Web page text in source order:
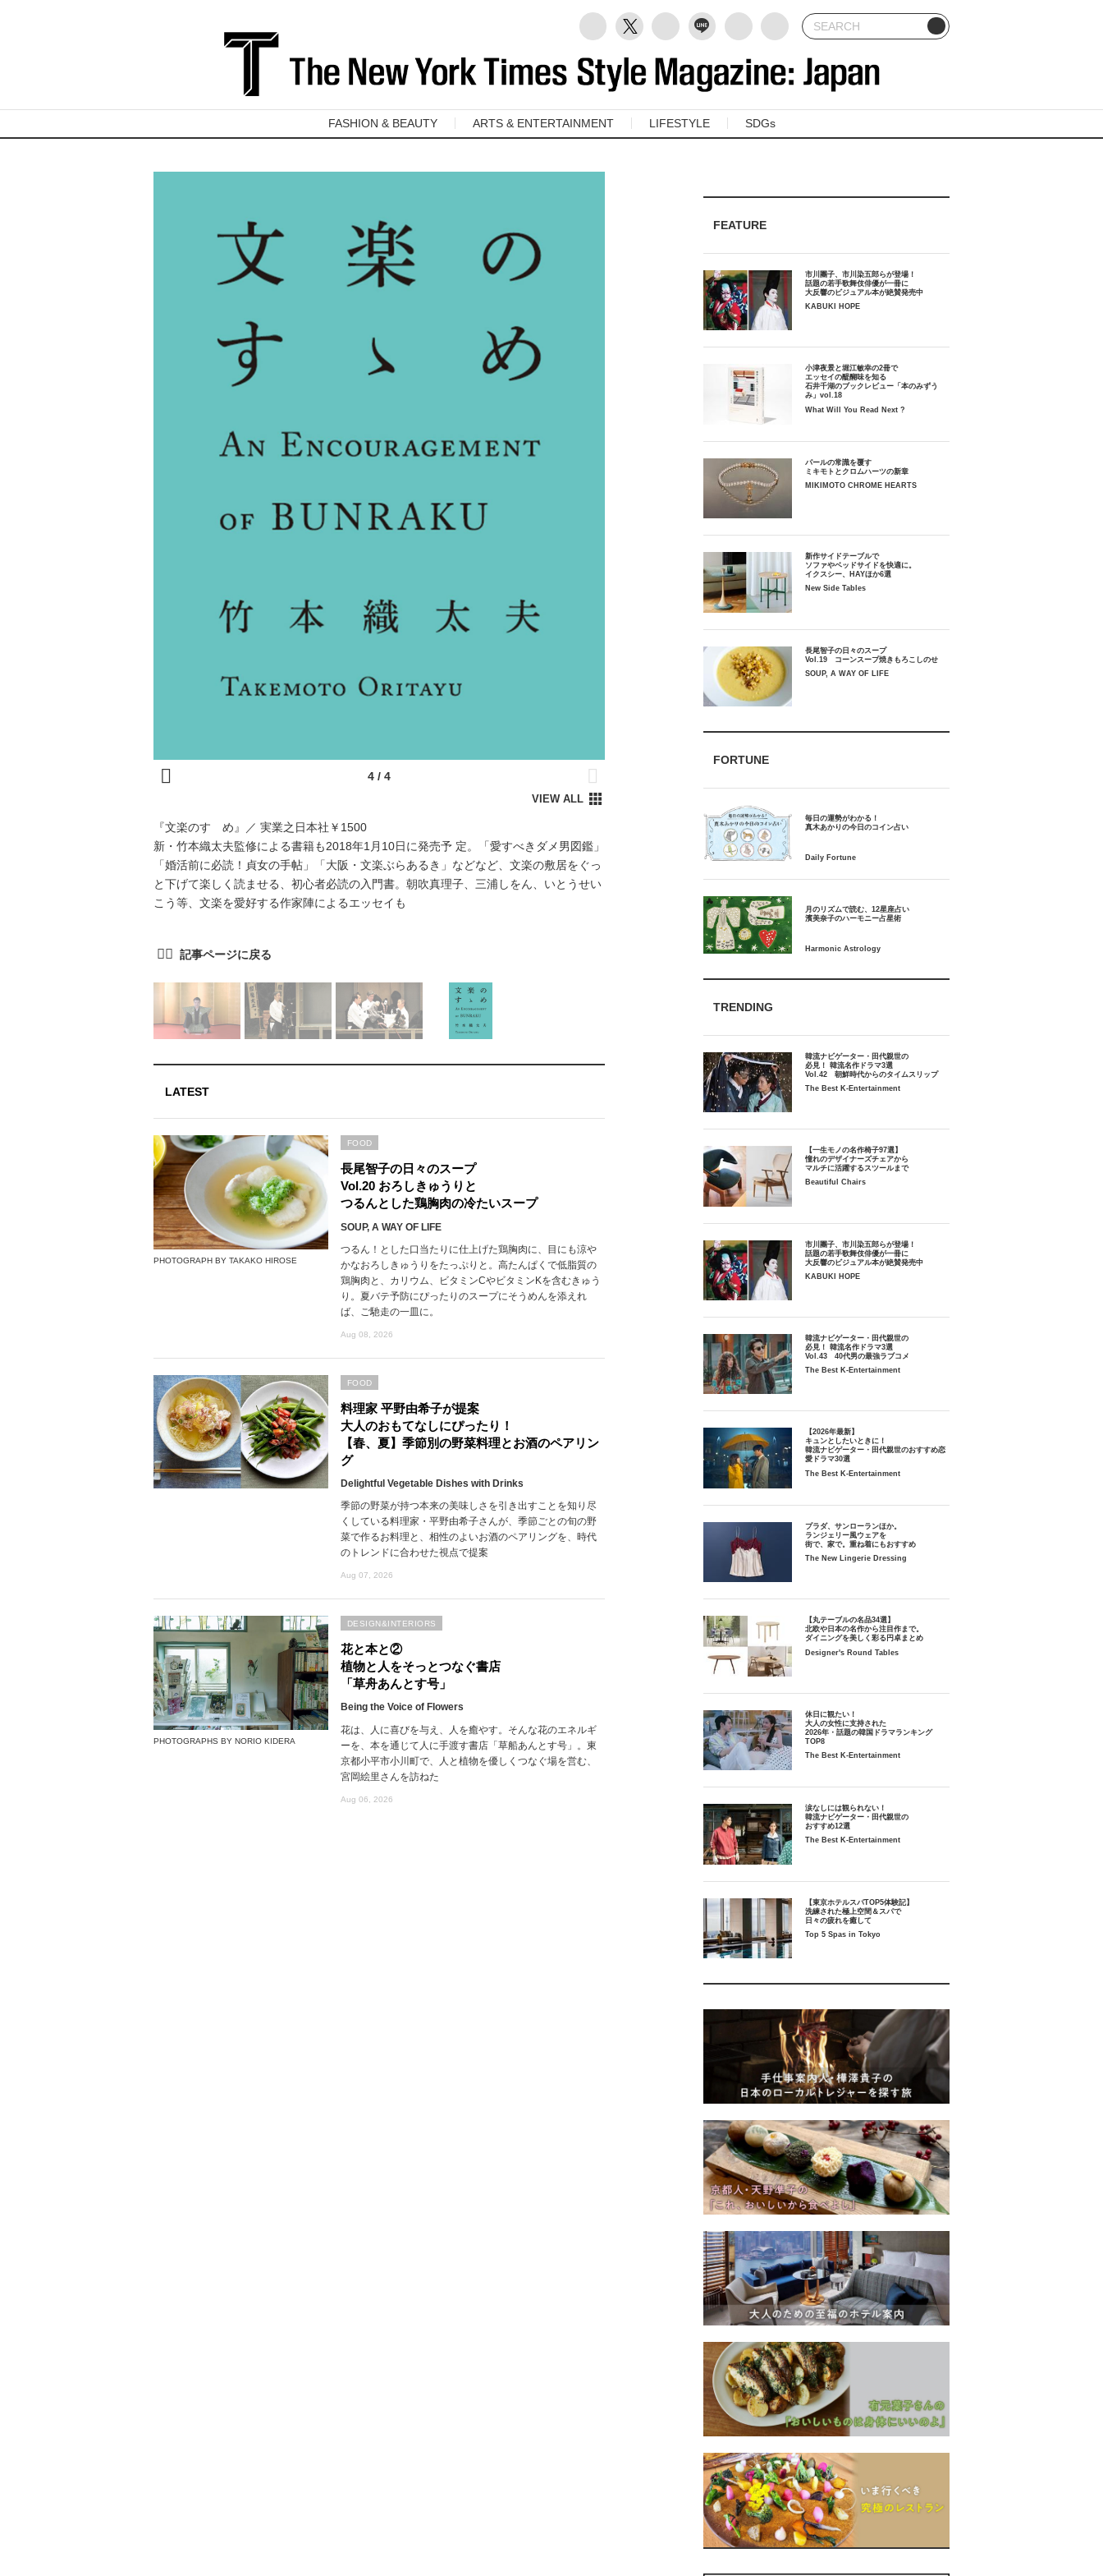
FASHION & BEAUTY ARTS & ENTERTAINMENT LIFESTYLE SDGs
『文楽のすゝめ』／ 実業之日本社￥1500
新・竹本織太夫監修による書籍も2018年1月10日に発売予 定。「愛すべきダメ男図鑑」
「婚活前に必読！貞女の手帖」「大阪・文楽ぶらあるき」などなど、文楽の敷居をぐっ
と下げて楽しく読ませる、初心者必読の入門書。朝吹真理子、三浦しをん、いとうせい
こう等、文楽を愛好する作家陣によるエッセイも
LATEST
PHOTOGRAPH BY TAKAKO HIROSE
長尾智子の日々のスープ
Vol.20 おろしきゅうりと
つるんとした鶏胸肉の冷たいスープ
SOUP, A WAY OF LIFE
つるん！とした口当たりに仕上げた鶏胸肉に、目にも涼や
かなおろしきゅうりをたっぷりと。高たんぱくで低脂質の
鶏胸肉と、カリウム、ビタミンCやビタミンKを含むきゅう
り。夏バテ予防にぴったりのスープにそうめんを添えれ
ば、ご馳走の一皿に。
Aug 08, 2026
FOOD
料理家 平野由希子が提案
大人のおもてなしにぴったり！
【春、夏】季節別の野菜料理とお酒のペアリン
グ
Delightful Vegetable Dishes with Drinks
季節の野菜が持つ本来の美味しさを引き出すことを知り尽
くしている料理家・平野由希子さんが、季節ごとの旬の野
菜で作るお料理と、相性のよいお酒のペアリングを、時代
のトレンドに合わせた視点で提案
Aug 07, 2026
FOOD
PHOTOGRAPHS BY NORIO KIDERA
花と本と②
植物と人をそっとつなぐ書店
「草舟あんとす号」
Being the Voice of Flowers
花は、人に喜びを与え、人を癒やす。そんな花のエネルギ
ーを、本を通じて人に手渡す書店「草船あんとす号」。東
京都小平市小川町で、人と植物を優しくつなぐ場を営む、
宮岡絵里さんを訪ねた
Aug 06, 2026
DESIGN&INTERIORS
FEATURE
市川團子、市川染五郎らが登場！
話題の若手歌舞伎俳優が一冊に
大反響のビジュアル本が絶賛発売中
KABUKI HOPE
小津夜景と堀江敏幸の2冊で
エッセイの醍醐味を知る
石井千湖のブックレビュー「本のみずう
み」vol.18
What Will You Read Next ?
パールの常識を覆す
ミキモトとクロムハーツの新章
MIKIMOTO CHROME HEARTS
新作サイドテーブルで
ソファやベッドサイドを快適に。
イクスシー、HAYほか6選
New Side Tables
長尾智子の日々のスープ
Vol.19 コーンスープ焼きもろこしのせ
SOUP, A WAY OF LIFE
FORTUNE
毎日の運勢がわかる！
月のリズムで読む、12星座占い
TRENDING
韓流ナビゲーター・田代親世の
必見！ 韓流名作ドラマ3選
Vol.42 朝鮮時代からのタイムスリップ
The Best K-Entertainment
【一生モノの名作椅子97選】
憧れのデザイナーズチェアから
マルチに活躍するスツールまで
Beautiful Chairs
市川團子、市川染五郎らが登場！
話題の若手歌舞伎俳優が一冊に
大反響のビジュアル本が絶賛発売中
KABUKI HOPE
韓流ナビゲーター・田代親世の
必見！ 韓流名作ドラマ3選
Vol.43 40代男の最強ラブコメ
The Best K-Entertainment
【2026年最新】
キュンとしたいときに！
韓流ナビゲーター・田代親世のおすすめ恋
愛ドラマ30選
The Best K-Entertainment
プラダ、サンローランほか。
ランジェリー風ウェアを
街で、家で。重ね着にもおすすめ
The New Lingerie Dressing
【丸テーブルの名品34選】
北欧や日本の名作から注目作まで。
ダイニングを美しく彩る円卓まとめ
Designer's Round Tables
休日に観たい！
大人の女性に支持された
2026年・話題の韓国ドラマランキング
TOP8
The Best K-Entertainment
涙なしには観られない！
韓流ナビゲーター・田代親世の
おすすめ12選
The Best K-Entertainment
【東京ホテルスパTOP5体験記】
洗練された極上空間＆スパで
日々の疲れを癒して
Top 5 Spas in Tokyo